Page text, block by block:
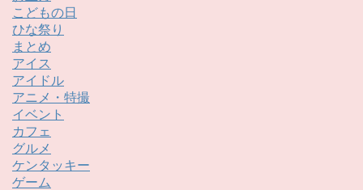
こどもの日
ひな祭り
まとめ
アイス
アイドル
アニメ・特撮
イベント
カフェ
グルメ
ケンタッキー
ゲーム